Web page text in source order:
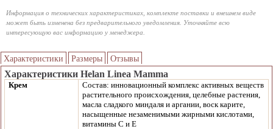
Информация о технических характеристиках, комплекте поставки и внешнем виде
может быть изменена без предварительного уведомления. Уточняйте всю
интересующую вас информацию у менеджера.
Характеристики Размеры Отзывы
Характеристики Helan Linea Mamma
Крем
Состав: инновационный комплекс активных веществ
растительного происхождения, целебные растения,
масла сладкого миндаля и аргании, воск карите,
насыщенные незаменимыми жирными кислотами,
витамины С и Е